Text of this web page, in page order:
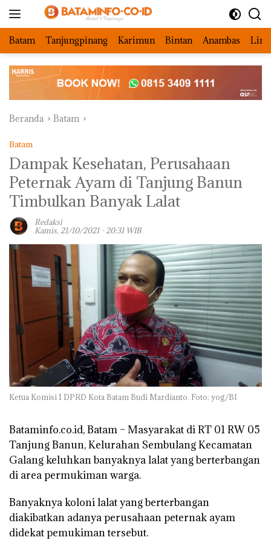
Batam Tanjungpinang Karimun Bintan Anambas
Beranda Batam
Batam
Dampak Kesehatan, Perusahaan
Peternak Ayam di Tanjung Banun
Timbulkan Banyak Lalat
Redaksi
Kamis, 21/10/2021 - 20:31 WIB
Ketua Komisi 1 DPRD Kota Batam Budi Mardianto. Foto: yog/BI
Bataminfo.co.id, Batam – Masyarakat di RT 01 RW 05
Tanjung Banun, Kelurahan Sembulang Kecamatan
Galang keluhkan banyaknya lalat yang berterbangan
di area permukiman warga.
Banyaknya koloni lalat yang berterbangan
diakibatkan adanya perusahaan peternak ayam
didekat pemukiman tersebut.